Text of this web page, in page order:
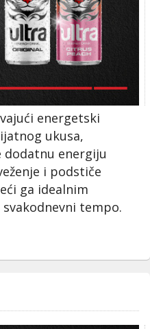
energetski
ukusa,
dodatnu energiju
i podstiče
ga idealnim
tempo.